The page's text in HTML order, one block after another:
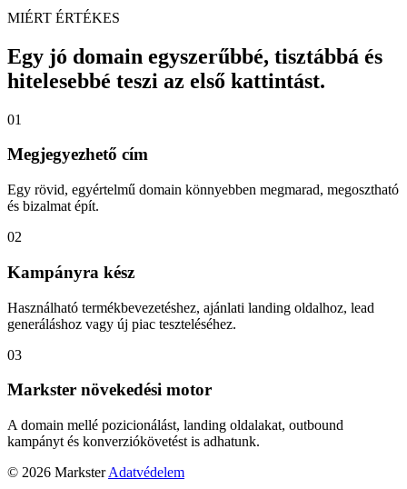
MIÉRT ÉRTÉKES
Egy jó domain egyszerűbbé, tisztábbá és
hitelesebbé teszi az első kattintást.
01
Megjegyezhető cím
Egy rövid, egyértelmű domain könnyebben megmarad, megosztható
és bizalmat épít.
02
Kampányra kész
Használható termékbevezetéshez, ajánlati landing oldalhoz, lead
generáláshoz vagy új piac teszteléséhez.
03
Markster növekedési motor
A domain mellé pozicionálást, landing oldalakat, outbound
kampányt és konverziókövetést is adhatunk.
© 2026 Markster Adatvédelem